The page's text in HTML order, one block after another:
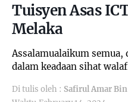
Tuisyen Asas
Melaka
Assalamualaikum semua,
dalam keadaan sihat
Di tulis oleh : Safirul Amar